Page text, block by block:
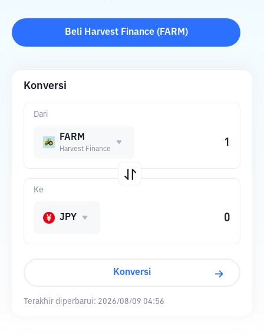
Beli Harvest Finance( FARM )
Konversi
Dari
FARM
Harvest Finance
Ke
JPY
Konversi
Terakhir diperbarui: 2026/08/09 04:56